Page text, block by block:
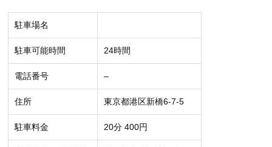
駐車場名
駐車可能時間 24時間
電話番号 –
住所 東京都港区新橋6-7-5
駐車料金 20分 400円